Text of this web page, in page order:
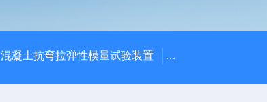
混凝土抗弯拉弹性模量试验装置 混凝土塌落度试验仪